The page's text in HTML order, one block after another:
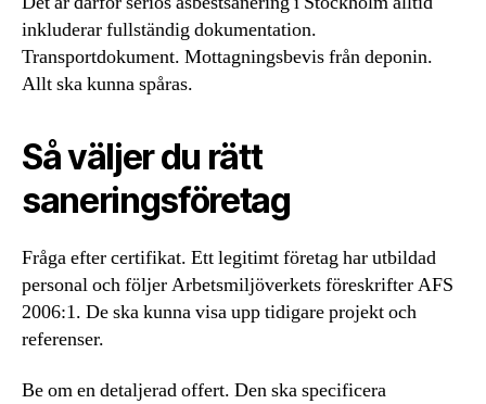
inkluderar fullständig dokumentation.
Transportdokument. Mottagningsbevis från deponin.
Allt ska kunna spåras.
Så väljer du rätt
saneringsföretag
Fråga efter certifikat. Ett legitimt företag har utbildad
personal och följer Arbetsmiljöverkets föreskrifter AFS
2006:1. De ska kunna visa upp tidigare projekt och
referenser.
Be om en detaljerad offert. Den ska specificera